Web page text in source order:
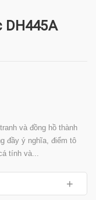
DH445A
và đồng hồ thành
đầy ý nghĩa, điểm tô
tính và...
+